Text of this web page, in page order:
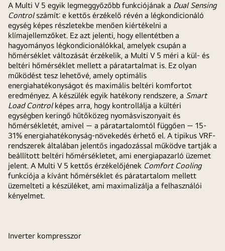
A Multi V 5 egyik legmeggyőzőbb funkciójának a Dual Sensing
Controlszámít: e kettős érzékelő révén a légkondicionáló
egység képes részletekbe menően kiértékelni a
klímajellemzőket. Ez azt jelenti, hogy ellentétben a
hagyományos légkondicionálókkal, amelyek csupán a
hőmérséklet változását érzékelik, a Multi V 5 méri a kül- és
beltéri hőmérséklet mellett a páratartalmat is. Ez olyan
működést tesz lehetővé, amely optimális
energiahatékonyságot és maximális beltéri komfortot
eredményez. A készülék egyik hatékony rendszere, a Smart
Load Controlképes arra, hogy kontrollálja a kültéri
egységben keringő hűtőközeg nyomásviszonyait és
hőmérsékletét, amivel — a páratartalomtól függően — 15-
31% energiahatékonyság-növekedés érhető el. A tipikus VRF-
rendszerek általában jelentős ingadozással működve tartják a
beállított beltéri hőmérsékletet, ami energiapazarló üzemet
jelent. A Multi V 5 kettős érzékelőjének Comfort Cooling
funkciója a kívánt hőmérséklet és páratartalom mellett
üzemelteti a készüléket, ami maximalizálja a felhasználói
kényelmet.
Inverter kompresszor